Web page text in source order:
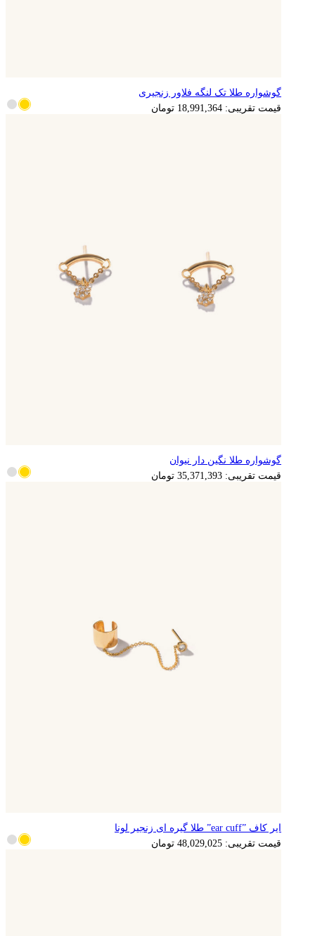
3,798,273 تومان
گوشواره طلا تک لنگه فلاور زنجیری
قیمت تقریبی:18,991,364 تومان
7,074,279 تومان
گوشواره طلا نگین دار نیوان
قیمت تقریبی:35,371,393 تومان
9,605,805 تومان
ایر کاف ”ear cuff” طلا گیره ای زنجیر لونا
قیمت تقریبی:48,029,025 تومان